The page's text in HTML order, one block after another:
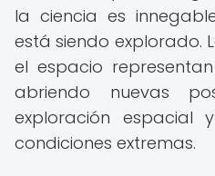
la ciencia es
está siendo explorado.
el espacio
abriendo nuevas
exploración espacial
condiciones extremas.